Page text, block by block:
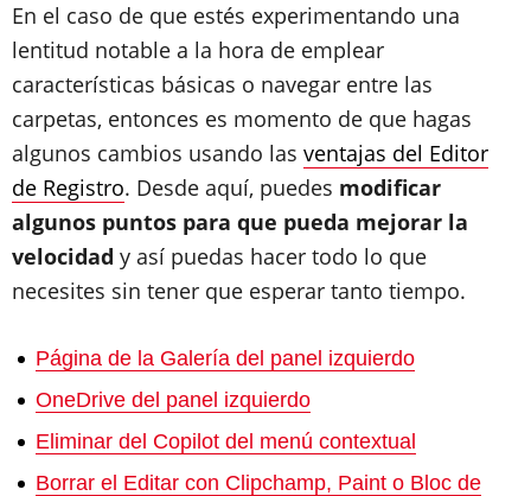
En el caso de que estés experimentando una
lentitud notable a la hora de emplear
características básicas o navegar entre las
carpetas, entonces es momento de que hagas
algunos cambios usando las ventajas del Editor
de Registro. Desde aquí, puedes modificar
algunos puntos para que pueda mejorar la
velocidad y así puedas hacer todo lo que
necesites sin tener que esperar tanto tiempo.
Página de la Galería del panel izquierdo
OneDrive del panel izquierdo
Eliminar del Copilot del menú contextual
Borrar el Editar con Clipchamp, Paint o Bloc de